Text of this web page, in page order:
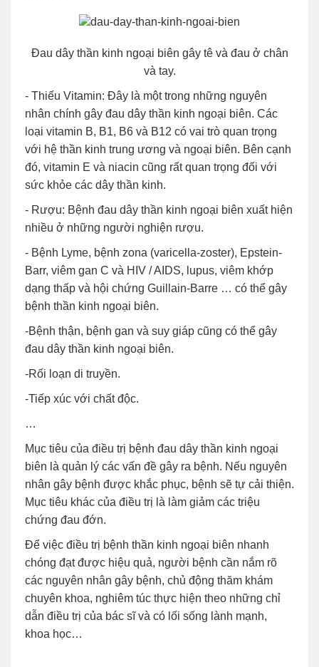
Đau dây thần kinh ngoại biên gây tê và đau ở chân
và tay.
- Thiếu Vitamin: Đây là một trong những nguyên
nhân chính gây đau dây thần kinh ngoại biên. Các
loại vitamin B, B1, B6 và B12 có vai trò quan trọng
với hệ thần kinh trung ương và ngoại biên. Bên cạnh
đó, vitamin E và niacin cũng rất quan trọng đối với
sức khỏe các dây thần kinh.
- Rượu: Bệnh đau dây thần kinh ngoại biên xuất hiện
nhiều ở những người nghiện rượu.
- Bệnh Lyme, bệnh zona (varicella-zoster), Epstein-
Barr, viêm gan C và HIV / AIDS, lupus, viêm khớp
dạng thấp và hội chứng Guillain-Barre … có thể gây
bệnh thần kinh ngoại biên.
-Bệnh thận, bệnh gan và suy giáp cũng có thể gây
đau dây thần kinh ngoại biên.
-Rối loạn di truyền.
-Tiếp xúc với chất độc.
…
Mục tiêu của điều trị bệnh đau dây thần kinh ngoại
biên là quản lý các vấn đề gây ra bệnh. Nếu nguyên
nhân gây bệnh được khắc phục, bệnh sẽ tự cải thiện.
Mục tiêu khác của điều trị là làm giảm các triệu
chứng đau đớn.
Để việc điều trị bệnh thần kinh ngoại biên nhanh
chóng đạt được hiệu quả, người bệnh cần nắm rõ
các nguyên nhân gây bệnh, chủ động thăm khám
chuyên khoa, nghiêm túc thực hiện theo những chỉ
dẫn điều trị của bác sĩ và có lối sống lành mạnh,
khoa học…